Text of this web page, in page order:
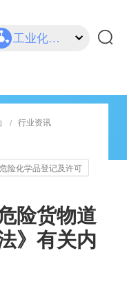
工业化学品
行业资讯
险化学品登记及许可
险货物道
》有关内